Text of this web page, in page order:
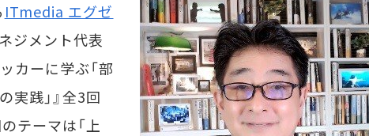
ITmedia エグゼ
ジメント代表
カーに学ぶ「部
践」』全3回
テーマは「上